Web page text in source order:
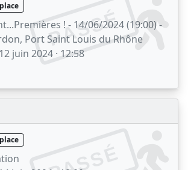
PASSÉ
! - 14/06/2024 (19:00) -
Port Saint Louis du Rhône
juin 2024 · 12:58